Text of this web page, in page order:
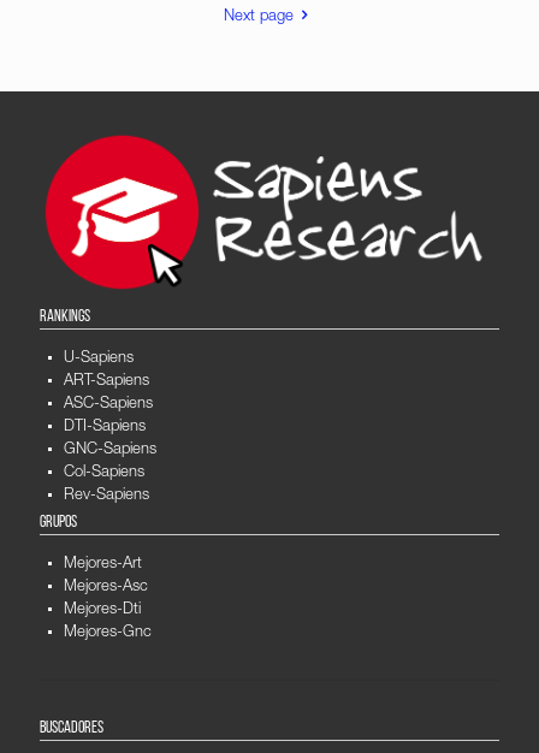
Next page
RANKINGS
U-Sapiens
ART-Sapiens
ASC-Sapiens
DTI-Sapiens
GNC-Sapiens
Col-Sapiens
Rev-Sapiens
GRUPOS
Mejores-Art
Mejores-Asc
Mejores-Dti
Mejores-Gnc
BUSCADORES